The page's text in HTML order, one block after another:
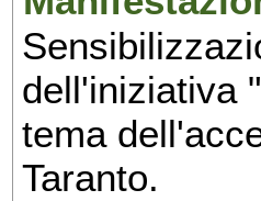
dell'iniziativa
tema
Taranto.